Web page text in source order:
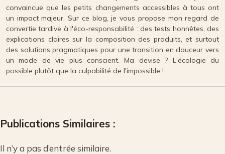
convaincue que les petits changements accessibles à tous ont
un impact majeur. Sur ce blog, je vous propose mon regard de
convertie tardive à l'éco-responsabilité : des tests honnêtes, des
explications claires sur la composition des produits, et surtout
des solutions pragmatiques pour une transition en douceur vers
un mode de vie plus conscient. Ma devise ? L'écologie du
possible plutôt que la culpabilité de l'impossible !
Publications Similaires :
Il n’y a pas d’entrée similaire.